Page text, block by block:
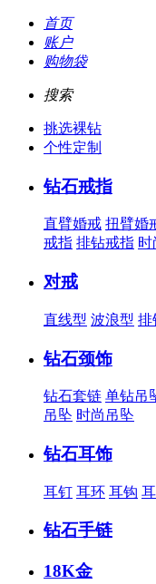
首页
账户
购物袋
搜索
挑选裸钻
个性定制
钻石戒指
直臂婚戒 扭臂婚
戒指 排钻戒指 时
对戒
直线型 波浪型 排
钻石颈饰
钻石套链 单钻吊
吊坠 时尚吊坠
钻石耳饰
耳钉 耳环 耳钩
钻石手链
18K金